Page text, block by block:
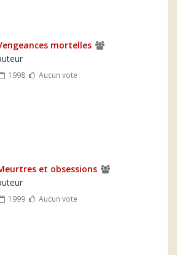
mortelles
1998 Aucun vote
et obsessions
1999 Aucun vote